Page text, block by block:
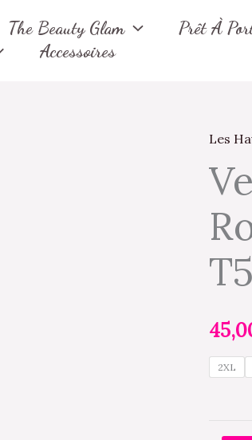
The Beauty Glam
Prêt À
Accessoires
Les
2XL
de
Veste
style
-
Rouge
de
T2XL